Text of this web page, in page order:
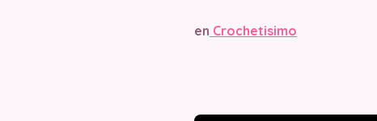
en Crochetisimo